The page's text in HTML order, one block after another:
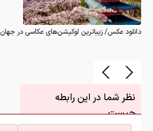
دانلود عکس/ زیباترین لوکیشن‌های عکاسی در جهان
نظر شما در این رابطه
چیست